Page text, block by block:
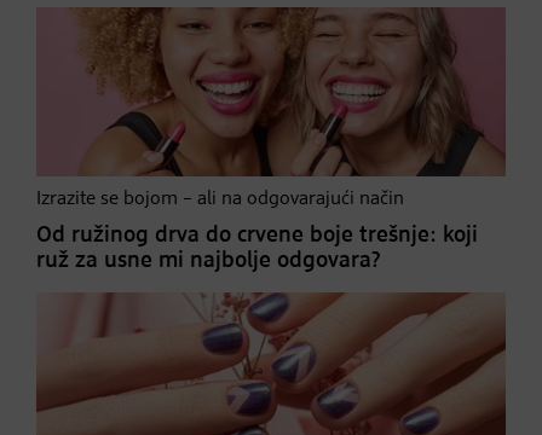
Izrazite se bojom – ali na odgovarajući način
Od ružinog drva do crvene boje trešnje: koji
ruž za usne mi najbolje odgovara?